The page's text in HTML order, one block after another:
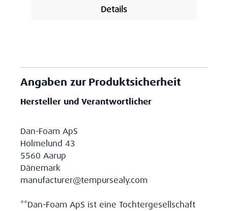
Details
Angaben zur Produktsicherheit
Hersteller und Verantwortlicher
Dan-Foam ApS
Holmelund 43
5560 Aarup
Dänemark
manufacturer@tempursealy.com
**Dan-Foam ApS ist eine Tochtergesellschaft